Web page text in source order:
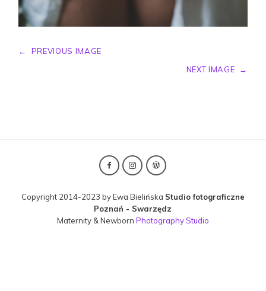
←
PREVIOUS IMAGE
NEXT IMAGE
→
Copyright 2014-2023 by Ewa Bielińska Studio fotograficzne
Poznań - Swarzędz
Maternity & Newborn Photography Studio